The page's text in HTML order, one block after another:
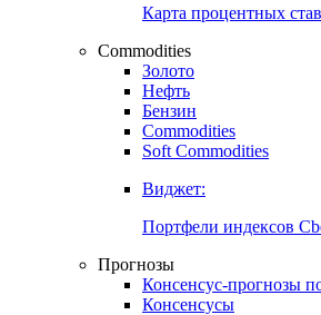
Карта процентных
Commodities
Золото
Нефть
Бензин
Commodities
Soft Commodities
Виджет:
Портфели индексов
Прогнозы
Консенсус-прогнозы
Консенсусы